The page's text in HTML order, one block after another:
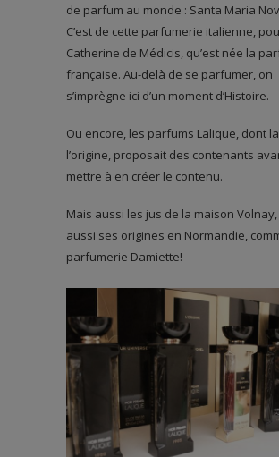
de parfum au monde : Santa Maria
C’est de cette parfumerie italienne,
Catherine de Médicis, qu’est née la
française. Au-delà de se parfumer, on
s’imprègne ici d’un moment d’Histoire.
Ou encore, les parfums Lalique, dont
l’origine, proposait des contenants
mettre à en créer le contenu.
Mais aussi les jus de la maison
aussi ses origines en Normandie,
parfumerie Damiette!